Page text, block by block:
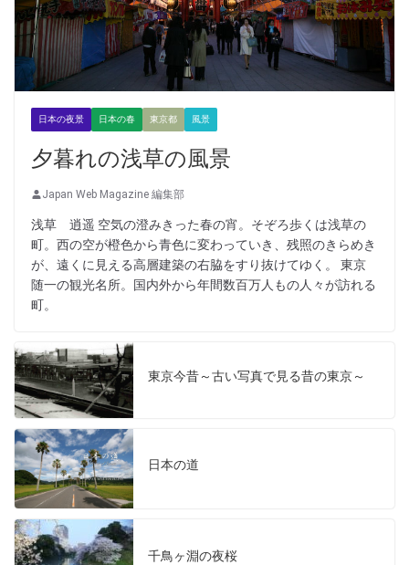
日本の夜景 日本の春 東京都 風景
夕暮れの浅草の風景
Japan Web Magazine 編集部
浅草 逍遥 空気の澄みきった春の宵。そぞろ歩くは浅草の
町。西の空が橙色から青色に変わっていき、残照のきらめき
が、遠くに見える高層建築の右脇をすり抜けてゆく。 東京
随一の観光名所。国内外から年間数百万人もの人々が訪れる
町。
東京今昔～古い写真で見る昔の東京～
日本の道
千鳥ヶ淵の夜桜